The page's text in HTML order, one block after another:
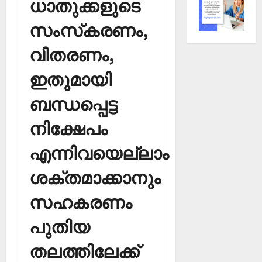
ധാതുക്കളുടെ
സംസ്‌കരണം,
വിതരണം,
ഇതുമായി
ബന്ധപ്പെട്ട
നിക്ഷേപം
എന്നിവയെല്ലാം
ശക്തമാക്കാനും
സഹകരണം
പുതിയ
തലത്തിലേക്ക്